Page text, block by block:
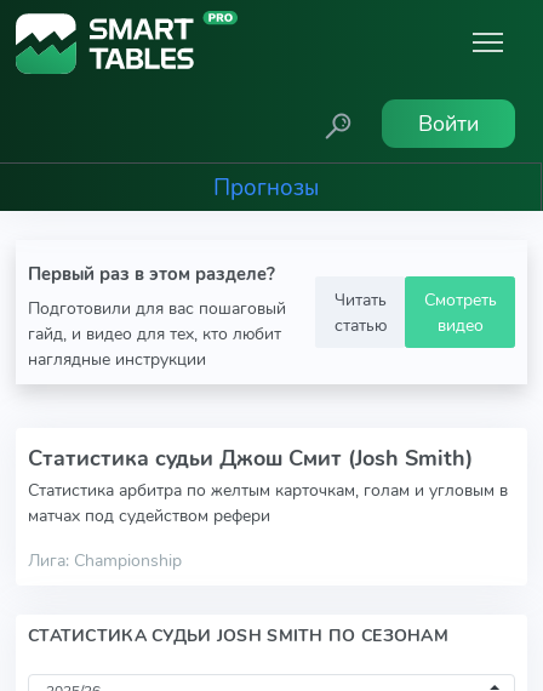
Войти
Прогнозы
Первый раз в этом разделе?
Подготовили для вас пошаговый
гайд, и видео для тех, кто любит
наглядные инструкции
Читать
статью
Смотреть
видео
Статистика судьи Джош Смит (Josh Smith)
Статистика арбитра по желтым карточкам, голам и угловым в
матчах под судейством рефери
Лига: Championship
СТАТИСТИКА СУДЬИ JOSH SMITH ПО СЕЗОНАМ